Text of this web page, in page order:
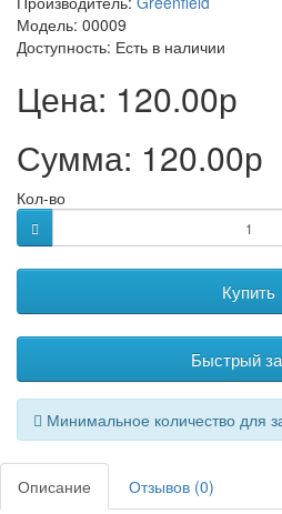
Модель: 00009
Доступность: Есть в наличии
Цена: 120.00р
Сумма: 120.00р
Кол-во
Купить
Быстрый
Минимальное количество для
Описание Отзывов (0)